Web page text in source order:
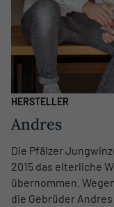
HERSTELLER
Andres
Die Pfälzer
2015 das elterliche
übernommen.
die Gebrüder